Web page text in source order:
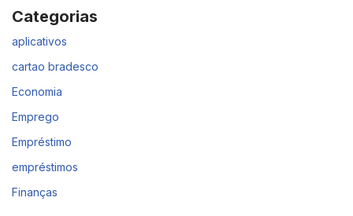
Categorias
aplicativos
cartao bradesco
Economia
Emprego
Empréstimo
empréstimos
Finanças